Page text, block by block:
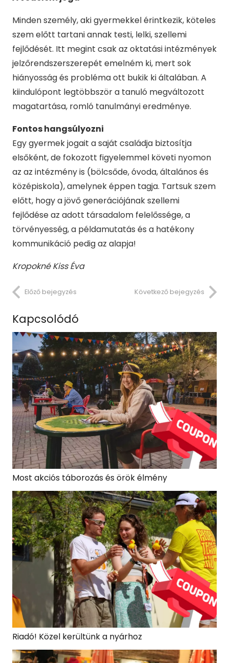
Minden személy, aki gyermekkel érintkezik, köteles
szem előtt tartani annak testi, lelki, szellemi
fejlődését. Itt megint csak az oktatási intézmények
jelzőrendszerszerepét emelném ki, mert sok
hiányosság és probléma ott bukik ki általában. A
kiindulópont legtöbbször a tanuló megváltozott
magatartása, romló tanulmányi eredménye.
Fontos hangsúlyozni
Egy gyermek jogait a saját családja biztosítja
elsőként, de fokozott figyelemmel követi nyomon
az az intézmény is (bölcsőde, óvoda, általános és
középiskola), amelynek éppen tagja. Tartsuk szem
előtt, hogy a jövő generációjának szellemi
fejlődése az adott társadalom felelőssége, a
törvényesség, a példamutatás és a hatékony
kommunikáció pedig az alapja!
KropoknéKissÉva
Előző bejegyzés Következő bejegyzés
Kapcsolódó
Most akciós táborozás és örök élmény
Riadó! Közel kerültünk a nyárhoz